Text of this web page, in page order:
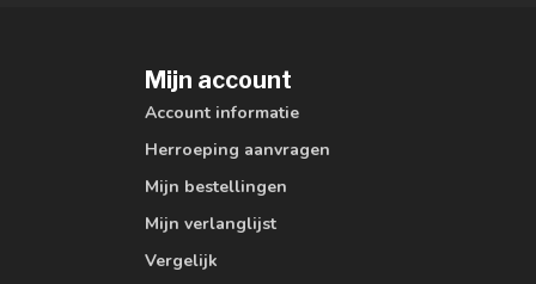
Mijn account
Account informatie
Herroeping aanvragen
Mijn bestellingen
Mijn verlanglijst
Vergelijk